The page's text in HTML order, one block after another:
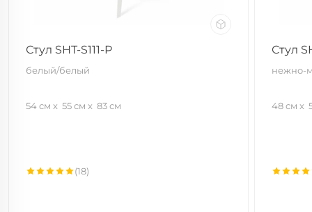
Стул SHT-S111-P
белый/белый
54 см 55 см 83 см
(18)
Стул
нежно-
48 см